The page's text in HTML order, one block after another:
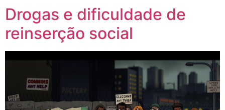
Drogas e dificuldade de
reinserção social